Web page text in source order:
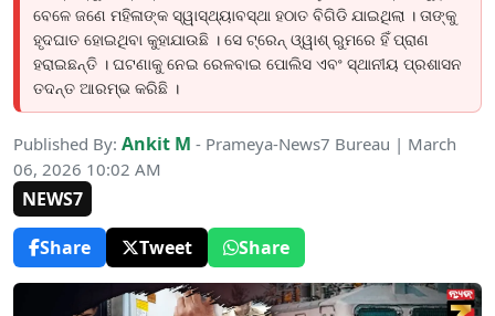
ବେଳେ ଜଣେ ମହିଳାଙ୍କ ସ୍ୱାସ୍ଥ୍ୟାବସ୍ଥା ହଠାତ ବିଗିଡି ଯାଇଥିଲା । ତାଙ୍କୁ
ହୃଦଘାତ ହୋଇଥିବା କୁହାଯାଉଛି । ସେ ଟ୍ରେନ୍ ଓ୍ୱାଶ୍ ରୁମରେ ହିଁ ପ୍ରାଣ
ହରାଇଛନ୍ତି । ଘଟଣାକୁ ନେଇ ରେଳବାଇ ପୋଲିସ ଏବଂ ସ୍ଥାନୀୟ ପ୍ରଶାସନ
ତଦନ୍ତ ଆରମ୍ଭ କରିଛି ।
Published By: Ankit M - Prameya-News7 Bureau | March
06, 2026 10:02 AM
NEWS7
Share
Tweet Share